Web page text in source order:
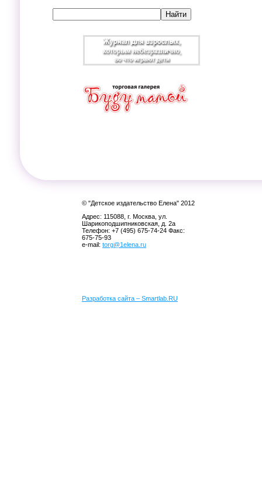
© "Детское издательство Елена" 2012
Адрес: 115088, г. Москва, ул.
Шарикоподшипниковская, д. 2а
Телефон: +7 (495) 675-74-24 Факс:
675-75-93
e-mail: torg@1elena.ru
Разработка сайта – Smartlab.RU